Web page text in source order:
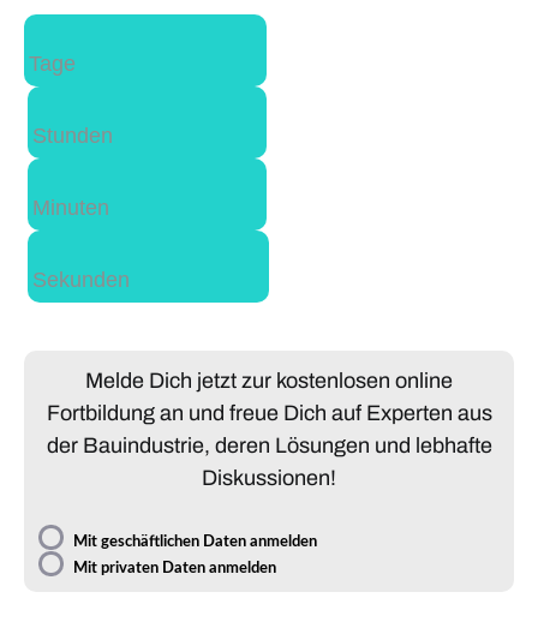
Tage
Stunden
Minuten
Sekunden
Melde Dich jetzt zur kostenlosen online
Fortbildung an und freue Dich auf Experten aus
der Bauindustrie, deren Lösungen und lebhafte
Diskussionen!
Mit geschäftlichen Daten anmelden
Mit privaten Daten anmelden